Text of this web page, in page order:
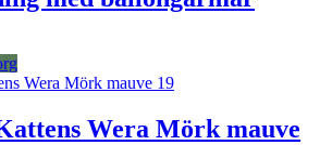
Wera Mörk mauve